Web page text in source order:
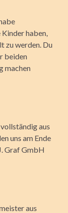
haben,
zu werden. Du
beiden
machen
aus
uns am Ende
Graf GmbH
aus